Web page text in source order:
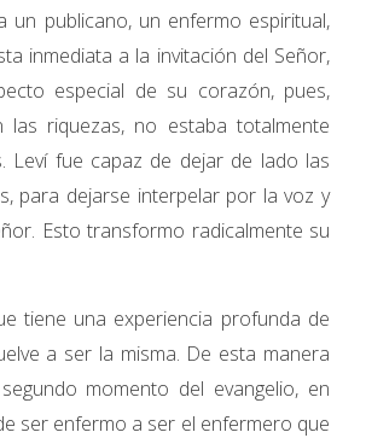
un publicano, un enfermo espiritual,
inmediata a la invitación del Señor,
especial de su corazón, pues,
las riquezas, no estaba totalmente
Leví fue capaz de dejar de lado las
para dejarse interpelar por la voz y
Esto transformo radicalmente su
tiene una experiencia profunda de
a ser la misma. De esta manera
momento del evangelio, en
ser enfermo a ser el enfermero que